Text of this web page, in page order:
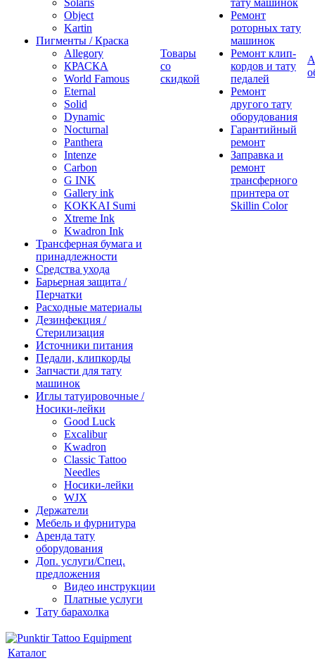
Solaris
Object
Kartin
Пигменты / Краска
Allegory
КРАСКА
World Famous
Eternal
Solid
Dynamic
Nocturnal
Panthera
Intenze
Carbon
G INK
Gallery ink
KOKKAI Sumi
Xtreme Ink
Kwadron Ink
Трансферная бумага и
принадлежности
Средства ухода
Барьерная защита /
Перчатки
Расходные материалы
Дезинфекция /
Стерилизация
Источники питания
Педали, клипкорды
Запчасти для тату
машинок
Иглы татуировочные /
Носики-лейки
Good Luck
Excalibur
Kwadron
Classic Tattoo
Needles
Носики-лейки
WJX
Держатели
Мебель и фурнитура
Аренда тату
оборудования
Доп. услуги/Спец.
предложения
Видео инструкции
Платные услуги
Тату барахолка
Товары
со
скидкой
тату машинок
Ремонт
роторных тату
машинок
Ремонт клип-
кордов и тату
педалей
Ремонт
другого тату
оборудования
Гарантийный
ремонт
Заправка и
ремонт
трансферного
принтера от
Skillin Color
Каталог